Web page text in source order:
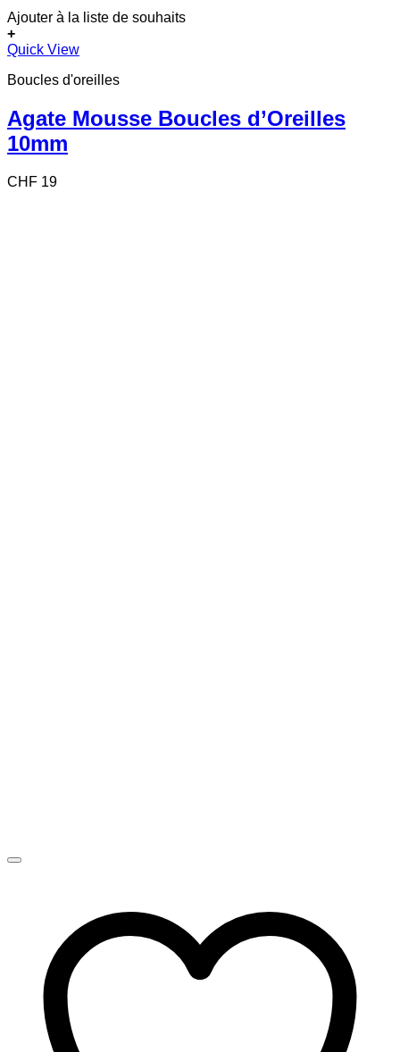
Ajouter à la liste de souhaits
+
Quick View
Boucles d'oreilles
Agate Mousse Boucles d’Oreilles
10mm
CHF 19